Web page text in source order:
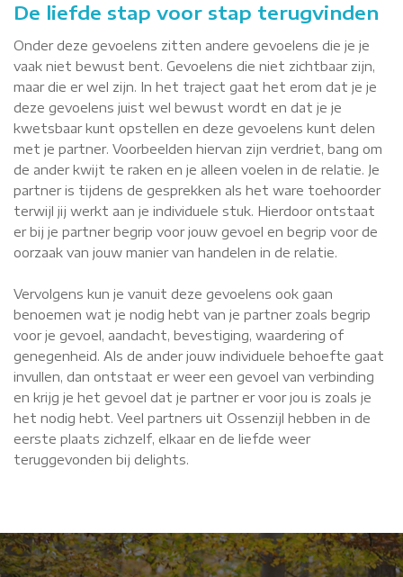
De liefde stap voor stap terugvinden
Onder deze gevoelens zitten andere gevoelens die je je
vaak niet bewust bent. Gevoelens die niet zichtbaar zijn,
maar die er wel zijn. In het traject gaat het erom dat je je
deze gevoelens juist wel bewust wordt en dat je je
kwetsbaar kunt opstellen en deze gevoelens kunt delen
met je partner. Voorbeelden hiervan zijn verdriet, bang om
de ander kwijt te raken en je alleen voelen in de relatie. Je
partner is tijdens de gesprekken als het ware toehoorder
terwijl jij werkt aan je individuele stuk. Hierdoor ontstaat
er bij je partner begrip voor jouw gevoel en begrip voor de
oorzaak van jouw manier van handelen in de relatie.
Vervolgens kun je vanuit deze gevoelens ook gaan
benoemen wat je nodig hebt van je partner zoals begrip
voor je gevoel, aandacht, bevestiging, waardering of
genegenheid. Als de ander jouw individuele behoefte gaat
invullen, dan ontstaat er weer een gevoel van verbinding
en krijg je het gevoel dat je partner er voor jou is zoals je
het nodig hebt. Veel partners uit Ossenzijl hebben in de
eerste plaats zichzelf, elkaar en de liefde weer
teruggevonden bij delights.